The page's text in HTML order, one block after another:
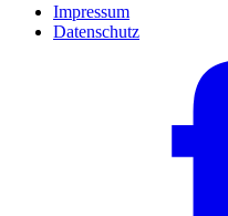
Impressum
Datenschutz